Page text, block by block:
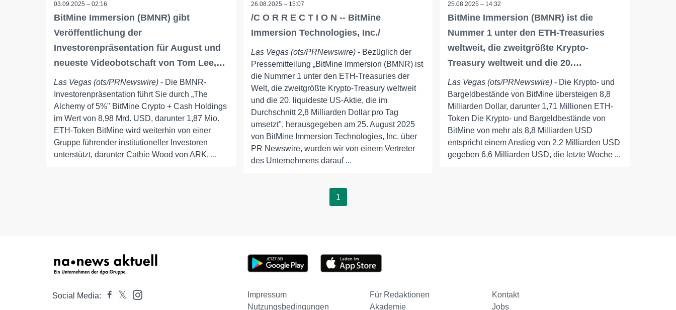
03.09.2025 – 02:16
BitMine Immersion (BMNR) gibt
Veröffentlichung der
Investorenpräsentation für August und
neueste Videobotschaft von Tom Lee,…
Las Vegas (ots/PRNewswire) - Die BMNR-
Investorenpräsentation führt Sie durch „The
Alchemy of 5%" BitMine Crypto + Cash Holdings
im Wert von 8,98 Mrd. USD, darunter 1,87 Mio.
ETH-Token BitMine wird weiterhin von einer
Gruppe führender institutioneller Investoren
unterstützt, darunter Cathie Wood von ARK, ...
26.08.2025 – 15:07
/C O R R E C T I O N -- BitMine
Immersion Technologies, Inc./
Las Vegas (ots/PRNewswire)- Bezüglich der
Pressemitteilung „BitMine Immersion (BMNR) ist
die Nummer 1 unter den ETH-Treasuries der
Welt, die zweitgrößte Krypto-Treasury weltweit
und die 20. liquideste US-Aktie, die im
Durchschnitt 2,8 Milliarden Dollar pro Tag
umsetzt", herausgegeben am 25. August 2025
von BitMine Immersion Technologies, Inc. über
PR Newswire, wurden wir von einem Vertreter
des Unternehmens darauf ...
25.08.2025 – 14:32
BitMine Immersion (BMNR) ist die
Nummer 1 unter den ETH-Treasuries
weltweit, die zweitgrößte Krypto-
Treasury weltweit und die 20.…
Las Vegas (ots/PRNewswire) - Die Krypto- und
Bargeldbestände von BitMine übersteigen 8,8
Milliarden Dollar, darunter 1,71 Millionen ETH-
Token Die Krypto- und Bargeldbestände von
BitMine von mehr als 8,8 Milliarden USD
entspricht einem Anstieg von 2,2 Milliarden USD
gegeben 6,6 Milliarden USD, die letzte Woche ...
1
Social Media: Impressum Für Redaktionen
Kontakt
Nutzungsbedingungen
Akademie Jobs